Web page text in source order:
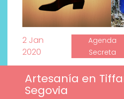
2 Jan
2020
Agenda
Secreta
Artesanía en
Segovia